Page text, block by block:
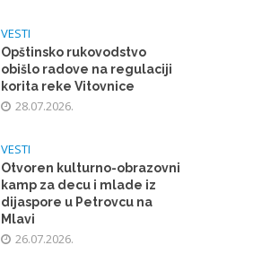
VESTI
Opštinsko rukovodstvo
obišlo radove na regulaciji
korita reke Vitovnice
28.07.2026.
VESTI
Otvoren kulturno-obrazovni
kamp za decu i mlade iz
dijaspore u Petrovcu na
Mlavi
26.07.2026.